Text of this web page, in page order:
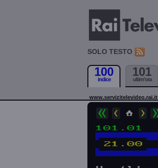
SOLO TESTO
100
indice
101
ultim'ora
www.servizitelevideo.rai.it